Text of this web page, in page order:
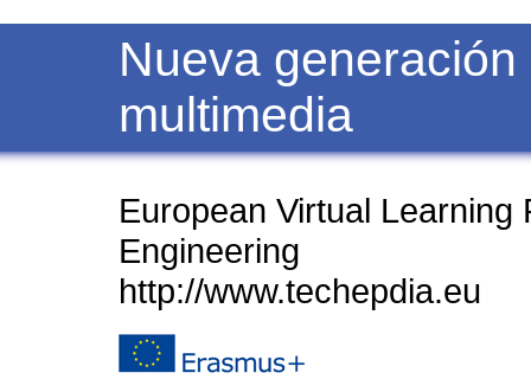
Nueva
multimedia
European Virtual
Engineering
http://www.techepdia.eu